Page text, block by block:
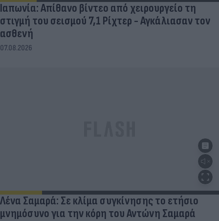
Ιαπωνία: Απίθανο βίντεο από χειρουργείο τη
στιγμή του σεισμού 7,1 Ρίχτερ - Αγκάλιασαν τον
ασθενή
07.08.2026
Λένα Σαμαρά: Σε κλίμα συγκίνησης το ετήσιο
μνημόσυνο για την κόρη του Αντώνη Σαμαρά